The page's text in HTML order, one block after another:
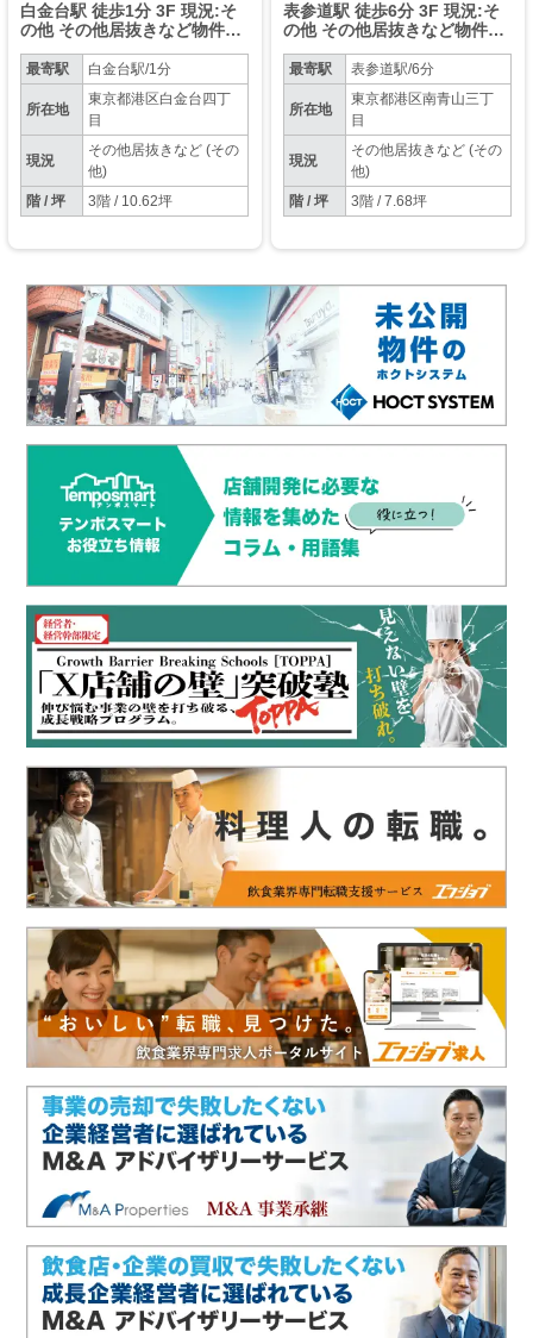
白金台駅 徒歩1分 3F 現況:そ
の他 その他居抜きなど物件
最寄駅 白金台駅/1分
所在地
東京都港区白金台四丁
目
現況
その他居抜きなど (その
他)
階 / 坪
3階 / 10.62坪
表参道駅 徒歩6分 3F 現況:そ
の他 その他居抜きなど物件
最寄駅 表参道駅/6分
所在地
東京都港区南青山三丁
目
現況
その他居抜きなど (その
他)
階 / 坪
3階 / 7.68坪